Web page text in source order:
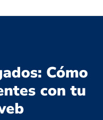
Cómo
con tu